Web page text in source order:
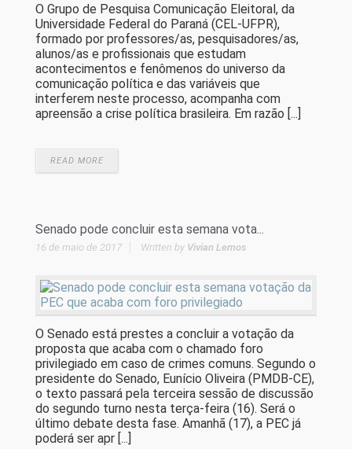
O Grupo de Pesquisa Comunicação Eleitoral, da
Universidade Federal do Paraná (CEL-UFPR),
formado por professores/as, pesquisadores/as,
alunos/as e profissionais que estudam
acontecimentos e fenômenos do universo da
comunicação política e das variáveis que
interferem neste processo, acompanha com
apreensão a crise política brasileira. Em razão [...]
READ MORE
Senado pode concluir esta semana vota...
16 de maio de 2017 Written by Vivian Lemos
O Senado está prestes a concluir a votação da
proposta que acaba com o chamado foro
privilegiado em caso de crimes comuns. Segundo o
presidente do Senado, Eunício Oliveira (PMDB-CE),
o texto passará pela terceira sessão de discussão
do segundo turno nesta terça-feira (16). Será o
último debate desta fase. Amanhã (17), a PEC já
poderá ser apr [...]